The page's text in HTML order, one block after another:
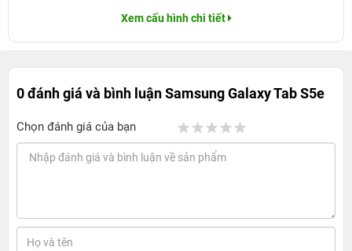
Xem cấu hình chi tiết
0 đánh giá và bình luậnSamsung Galaxy Tab S5e
Chọn đánh giá của bạn